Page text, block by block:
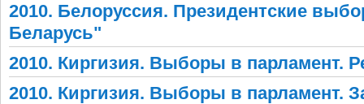
2010. Белоруссия. Президентские
Беларусь"
2010. Киргизия. Выборы в парламент.
2010. Киргизия. Выборы в парламент.